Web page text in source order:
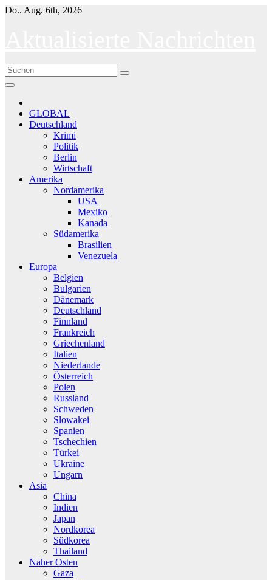
Skip
Do.. Aug. 6th, 2026
GLOBAL
Deutschland
Krimi
Politik
Berlin
Wirtschaft
Amerika
Nordamerika
USA
Mexiko
Kanada
Südamerika
Brasilien
Venezuela
Europa
Belgien
Bulgarien
Dänemark
Deutschland
Finnland
Frankreich
Griechenland
Italien
Niederlande
Österreich
Polen
Russland
Schweden
Slowakei
Spanien
Tschechien
Türkei
Ukraine
Ungarn
Asia
China
Indien
Japan
Nordkorea
Südkorea
Thailand
Naher Osten
Gaza